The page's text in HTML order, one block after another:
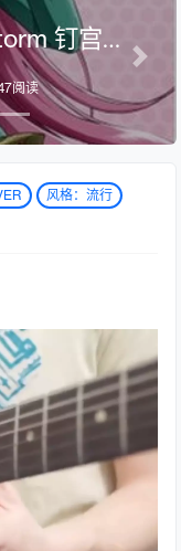
钉宫理
阅读
风格：流行